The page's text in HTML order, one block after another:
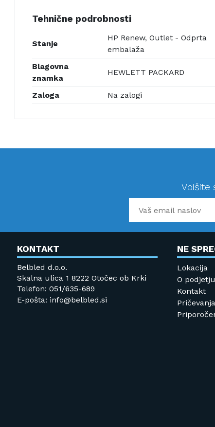
Tehnične podrobnosti
Stanje
HP Renew, Outlet - Odprta
embalaža
Blagovna
znamka
HEWLETT PACKARD
Zaloga Na zalogi
Vpišite
KONTAKT
Belbled d.o.o.
Skalna ulica 1 8222 Otočec ob Krki
Telefon: 051/635-689
E-pošta: info@belbled.si
NE
Lokacija
O podjetju
Kontakt